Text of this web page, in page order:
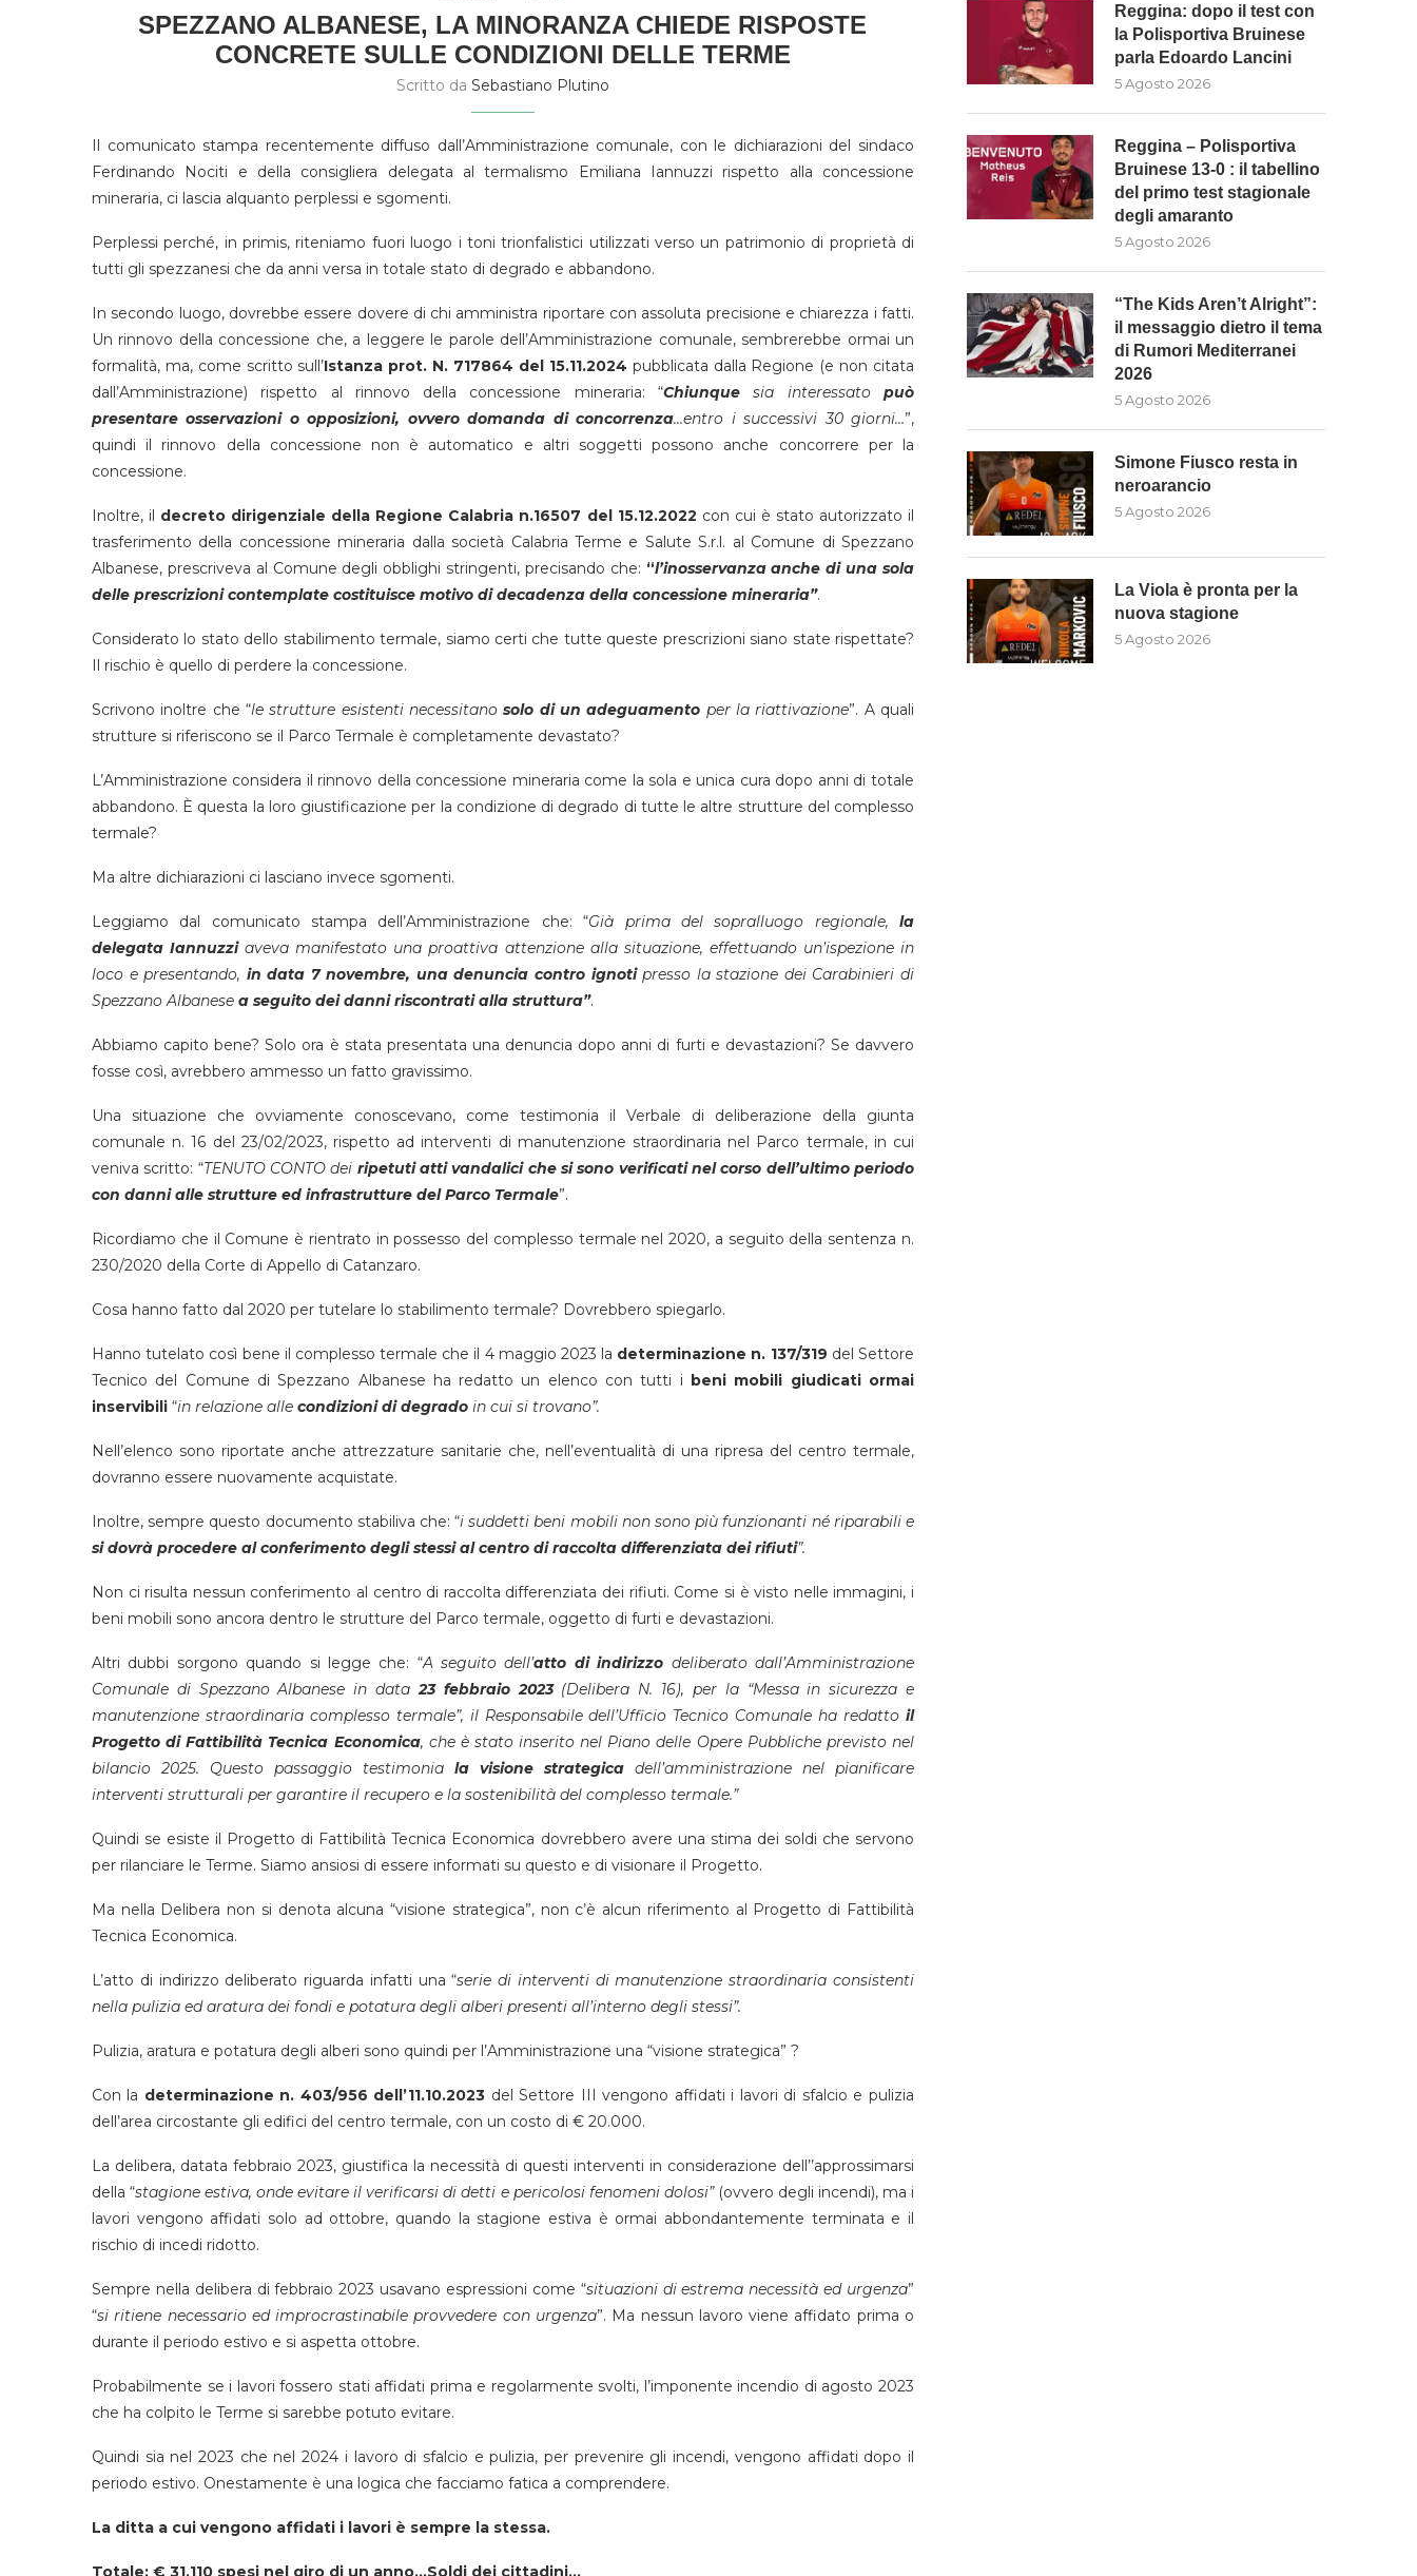
SPEZZANO ALBANESE, LA MINORANZA CHIEDE RISPOSTE
CONCRETE SULLE CONDIZIONI DELLE TERME
Scritto da Sebastiano Plutino
Il comunicato stampa recentemente diffuso dall’Amministrazione comunale, con le dichiarazioni del sindaco
Ferdinando Nociti e della consigliera delegata al termalismo Emiliana Iannuzzi rispetto alla concessione
mineraria, ci lascia alquanto perplessi e sgomenti.
Perplessi perché, in primis, riteniamo fuori luogo i toni trionfalistici utilizzati verso un patrimonio di proprietà di
tutti gli spezzanesi che da anni versa in totale stato di degrado e abbandono.
In secondo luogo, dovrebbe essere dovere di chi amministra riportare con assoluta precisione e chiarezza i fatti.
Un rinnovo della concessione che, a leggere le parole dell’Amministrazione comunale, sembrerebbe ormai un
formalità, ma, come scritto sull’Istanza prot. N. 717864 del 15.11.2024 pubblicata dalla Regione (e non citata
dall’Amministrazione) rispetto al rinnovo della concessione mineraria: “Chiunque sia interessato può
presentare osservazioni o opposizioni, ovvero domanda di concorrenza…entro i successivi 30 giorni…”,
quindi il rinnovo della concessione non è automatico e altri soggetti possono anche concorrere per la
concessione.
Inoltre, il decreto dirigenziale della Regione Calabria n.16507 del 15.12.2022 con cui è stato autorizzato il
trasferimento della concessione mineraria dalla società Calabria Terme e Salute S.r.l. al Comune di Spezzano
Albanese, prescriveva al Comune degli obblighi stringenti, precisando che: “l’inosservanza anche di una sola
delle prescrizioni contemplate costituisce motivo di decadenza della concessione mineraria”.
Considerato lo stato dello stabilimento termale, siamo certi che tutte queste prescrizioni siano state rispettate?
Il rischio è quello di perdere la concessione.
Scrivono inoltre che “le strutture esistenti necessitanosolo di un adeguamento per la riattivazione”. A quali
strutture si riferiscono se il Parco Termale è completamente devastato?
L’Amministrazione considera il rinnovo della concessione mineraria come la sola e unica cura dopo anni di totale
abbandono. È questa la loro giustificazione per la condizione di degrado di tutte le altre strutture del complesso
termale?
Ma altre dichiarazioni ci lasciano invece sgomenti.
Leggiamo dal comunicato stampa dell’Amministrazione che: “Già prima del sopralluogo regionale, la
delegata Iannuzziaveva manifestato una proattiva attenzione alla situazione, effettuando un’ispezione in
loco e presentando, in data 7 novembre, una denuncia contro ignotipresso la stazione dei Carabinieri di
Spezzano Albanese a seguito dei danni riscontrati alla struttura”.
Abbiamo capito bene? Solo ora è stata presentata una denuncia dopo anni di furti e devastazioni? Se davvero
fosse così, avrebbero ammesso un fatto gravissimo.
Una situazione che ovviamente conoscevano, come testimonia il Verbale di deliberazione della giunta
comunale n. 16 del 23/02/2023, rispetto ad interventi di manutenzione straordinaria nel Parco termale, in cui
veniva scritto: “TENUTO CONTO dei ripetuti atti vandalici che si sono verificati nel corso dell’ultimo periodo
con danni alle strutture ed infrastrutture del Parco Termale”.
Ricordiamo che il Comune è rientrato in possesso del complesso termale nel 2020, a seguito della sentenza n.
230/2020 della Corte di Appello di Catanzaro.
Cosa hanno fatto dal 2020 per tutelare lo stabilimento termale? Dovrebbero spiegarlo.
Hanno tutelato così bene il complesso termale che il 4 maggio 2023 la determinazione n. 137/319 del Settore
Tecnico del Comune di Spezzano Albanese ha redatto un elenco con tutti i beni mobili giudicati ormai
inservibili “in relazione alle condizioni di degrado in cui si trovano”.
Nell’elenco sono riportate anche attrezzature sanitarie che, nell’eventualità di una ripresa del centro termale,
dovranno essere nuovamente acquistate.
Inoltre, sempre questo documento stabiliva che: “i suddetti beni mobili non sono più funzionanti né riparabili e
si dovrà procedere al conferimento degli stessi al centro di raccolta differenziata dei rifiuti”.
Non ci risulta nessun conferimento al centro di raccolta differenziata dei rifiuti. Come si è visto nelle immagini, i
beni mobili sono ancora dentro le strutture del Parco termale, oggetto di furti e devastazioni.
Altri dubbi sorgono quando si legge che: “A seguito dell’atto di indirizzo deliberato dall’Amministrazione
Comunale di Spezzano Albanese in data23 febbraio 2023(Delibera N. 16), per la “Messa in sicurezza e
manutenzione straordinaria complesso termale”, il Responsabile dell’Ufficio Tecnico Comunale ha redatto il
Progetto di Fattibilità Tecnica Economica, che è stato inserito nel Piano delle Opere Pubbliche previsto nel
bilancio 2025. Questo passaggio testimonia la visione strategica dell’amministrazione nel pianificare
interventi strutturali per garantire il recupero e la sostenibilità del complesso termale.”
Quindi se esiste il Progetto di Fattibilità Tecnica Economica dovrebbero avere una stima dei soldi che servono
per rilanciare le Terme. Siamo ansiosi di essere informati su questo e di visionare il Progetto.
Ma nella Delibera non si denota alcuna “visione strategica”, non c’è alcun riferimento al Progetto di Fattibilità
Tecnica Economica.
L’atto di indirizzo deliberato riguarda infatti una “serie di interventi di manutenzione straordinaria consistenti
nella pulizia ed aratura dei fondi e potatura degli alberi presenti all’interno degli stessi”.
Pulizia, aratura e potatura degli alberi sono quindi per l’Amministrazione una “visione strategica” ?
Con la determinazione n. 403/956 dell’11.10.2023 del Settore III vengono affidati i lavori di sfalcio e pulizia
dell’area circostante gli edifici del centro termale, con un costo di € 20.000.
La delibera, datata febbraio 2023, giustifica la necessità di questi interventi in considerazione dell’’approssimarsi
della “stagione estiva, onde evitare il verificarsi di detti e pericolosi fenomeni dolosi” (ovvero degli incendi), ma i
lavori vengono affidati solo ad ottobre, quando la stagione estiva è ormai abbondantemente terminata e il
rischio di incedi ridotto.
Sempre nella delibera di febbraio 2023 usavano espressioni come “situazioni di estrema necessità ed urgenza”
“si ritiene necessario ed improcrastinabile provvedere con urgenza”. Ma nessun lavoro viene affidato prima o
durante il periodo estivo e si aspetta ottobre.
Probabilmente se i lavori fossero stati affidati prima e regolarmente svolti, l’imponente incendio di agosto 2023
che ha colpito le Terme si sarebbe potuto evitare.
Quindi sia nel 2023 che nel 2024 i lavoro di sfalcio e pulizia, per prevenire gli incendi, vengono affidati dopo il
periodo estivo. Onestamente è una logica che facciamo fatica a comprendere.
La ditta a cui vengono affidati i lavori è sempre la stessa.
Totale: € 31.110 spesi nel giro di un anno…Soldi dei cittadini…
Reggina: dopo il test con
la Polisportiva Bruinese
parla Edoardo Lancini
5 Agosto 2026
Reggina – Polisportiva
Bruinese 13-0 : il tabellino
del primo test stagionale
degli amaranto
5 Agosto 2026
“The Kids Aren’t Alright”:
il messaggio dietro il tema
di Rumori Mediterranei
2026
5 Agosto 2026
Simone Fiusco resta in
neroarancio
5 Agosto 2026
La Viola è pronta per la
nuova stagione
5 Agosto 2026